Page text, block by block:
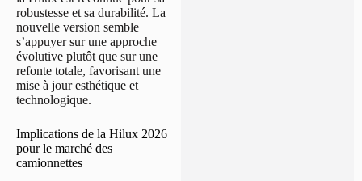
robustesse et sa durabilité. La
nouvelle version semble
s’appuyer sur une approche
évolutive plutôt que sur une
refonte totale, favorisant une
mise à jour esthétique et
technologique.
Implications de la Hilux 2026
pour le marché des
camionnettes